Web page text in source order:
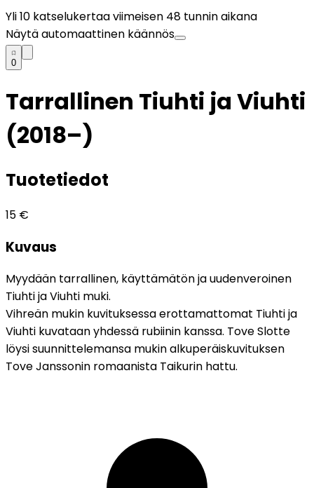
Yli10 katselukertaa viimeisen 48 tunnin aikana
Näytä automaattinen käännös
0
Tarrallinen Tiuhti ja Viuhti
(2018–)
Tuotetiedot
15 €
Kuvaus
Myydään tarrallinen, käyttämätön ja uudenveroinen
Tiuhti ja Viuhti muki.
Vihreän mukin kuvituksessa erottamattomat Tiuhti ja
Viuhti kuvataan yhdessä rubiinin kanssa. Tove Slotte
löysi suunnittelemansa mukin alkuperäiskuvituksen
Tove Janssonin romaanista Taikurin hattu.